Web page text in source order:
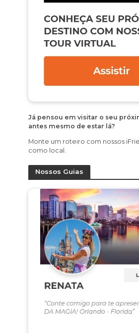
Já pensou em visitar o seu
antes mesmo de estar lá?
Monte um roteiro com nossos
como local.
Nossos Guias